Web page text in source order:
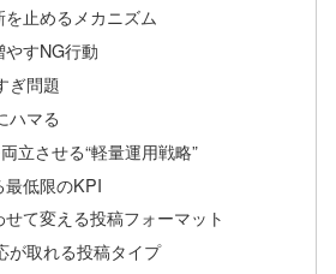
止めるメカニズム
すNG行動
ぎ問題
ハマる
立させる“軽量運用戦略”
最低限のKPI
て変える投稿フォーマット
が取れる投稿タイプ